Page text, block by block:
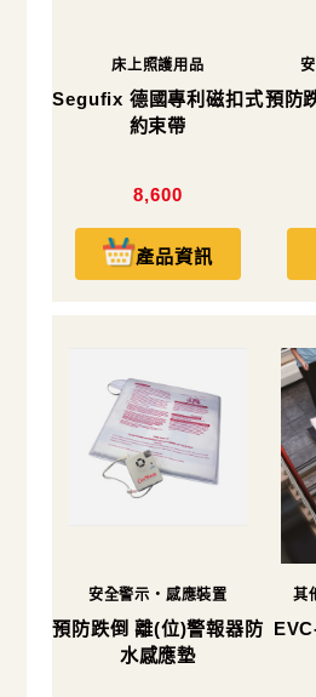
床上照護用品
Segufix 德國專利磁扣式
約束帶
8,600
產品資訊
預防
安全警示・感應裝置
預防跌倒 離(位)警報器防
水感應墊
其